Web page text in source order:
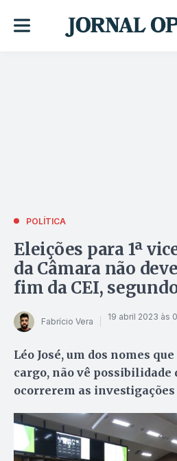
POLÍTICA
Eleições para 1ª
da Câmara não
fim da CEI,
Fabrício Vera 19 abril 2023 às
Léo José, um dos nomes
cargo, não vê
ocorrerem as investigações